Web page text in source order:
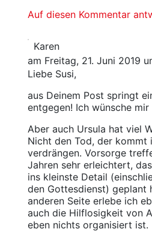
Auf diesen Kommentar
Karen
am Freitag, 21. Juni 2019
Liebe Susi,
aus Deinem Post springt
entgegen! Ich wünsche mir
Aber auch Ursula hat viel
Nicht den Tod, der kommt
verdrängen. Vorsorge
Jahren sehr erleichtert,
ins kleinste Detail
den Gottesdienst) geplant
anderen Seite erlebe ich
auch die Hilflosigkeit von
eben nichts organisiert ist.